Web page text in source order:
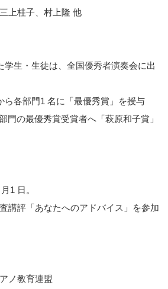
上桂子、村上隆 他
学生・生徒は、全国優秀者演奏会に出
ら各部門1 名に「最優秀賞」を授与
門の最優秀賞受賞者へ「萩原和子賞」
1 日。
講評「あなたへのアドバイス」を参加
ノ教育連盟